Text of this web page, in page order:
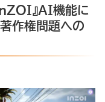
』AI機能に
作権問題への